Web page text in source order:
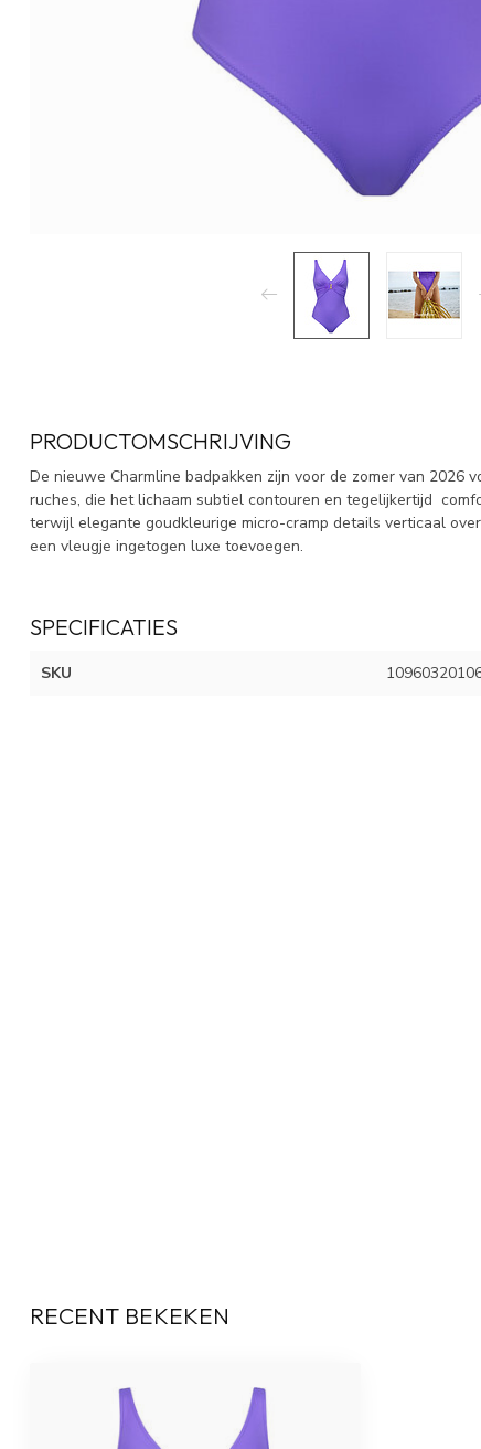
PRODUCTOMSCHRIJVING
De nieuwe Charmline badpakken zijn voor de zomer van 2026
ruches, die het lichaam subtiel contouren en tegelijkertijd
terwijl elegante goudkleurige micro-cramp details verticaal
een vleugje ingetogen luxe toevoegen.
SPECIFICATIES
SKU
RECENT BEKEKEN